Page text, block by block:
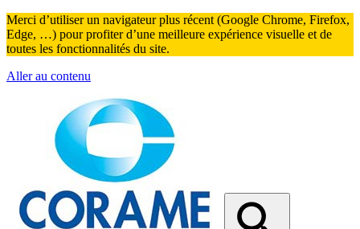
Merci d’utiliser un navigateur plus récent (Google Chrome, Firefox,
Edge, …) pour profiter d’une meilleure expérience visuelle et de
toutes les fonctionnalités du site.
Aller au contenu